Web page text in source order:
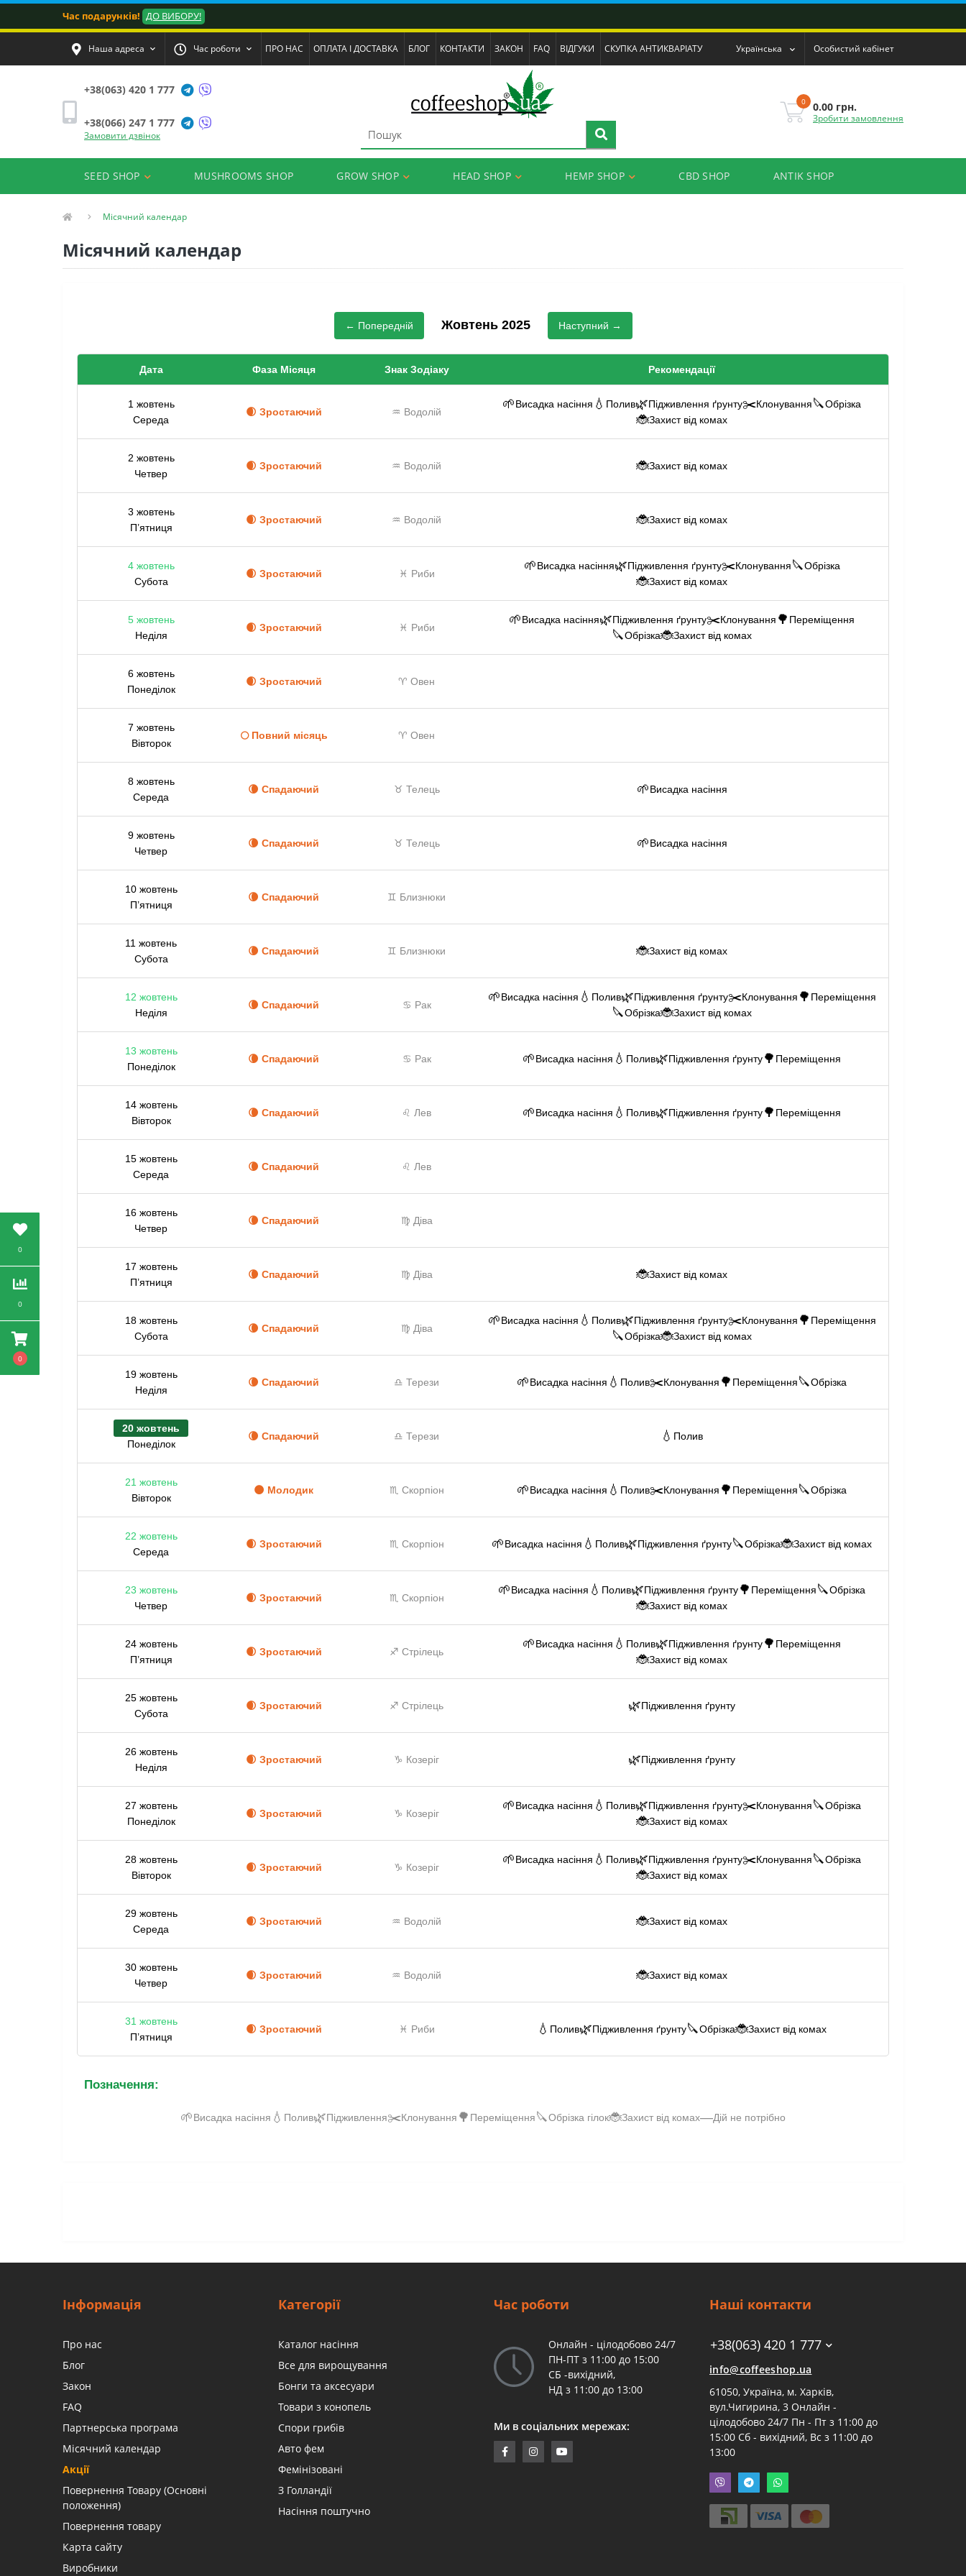
0
0
0
Час подарунків! ДО ВИБОРУ!
Наша адреса Час роботи ПРО НАС ОПЛАТА І ДОСТАВКА БЛОГ КОНТАКТИ ЗАКОН FAQ ВІДГУКИ СКУПКА АНТИКВАРІАТУ Українська Особистий кабінет
+38(063) 420 1 777
+38(066) 247 1 777
Замовити дзвінок
0 0.00 грн.
Зробити замовлення
SEED SHOP MUSHROOMS SHOP GROW SHOP HEAD SHOP HEMP SHOP CBD SHOP ANTIK SHOP
Місячний календар
Місячний календар
← Попередній Жовтень 2025 Наступний →
Дата Фаза Місяця Знак Зодіаку Рекомендації
1 жовтень
Середа
🌒 Зростаючий ♒ Водолій
🌱Висадка насіння 💧 Полив🌿Підживлення ґрунту✂️Клонування🔪Обрізка
🐞Захист від комах
2 жовтень
Четвер
🌒 Зростаючий ♒ Водолій 🐞Захист від комах
3 жовтень
П’ятниця
🌒 Зростаючий ♒ Водолій 🐞Захист від комах
4 жовтень
Субота
🌒 Зростаючий ♓ Риби
🌱Висадка насіння🌿Підживлення ґрунту✂️Клонування🔪Обрізка
🐞Захист від комах
5 жовтень
Неділя
🌒 Зростаючий ♓ Риби
🌱Висадка насіння🌿Підживлення ґрунту✂️Клонування 🌳 Переміщення
🔪Обрізка🐞Захист від комах
6 жовтень
Понеділок
🌒 Зростаючий ♈ Овен
7 жовтень
Вівторок
🌕 Повний місяць ♈ Овен
8 жовтень
Середа
🌘 Спадаючий ♉ Телець 🌱Висадка насіння
9 жовтень
Четвер
🌘 Спадаючий ♉ Телець 🌱Висадка насіння
10 жовтень
П’ятниця
🌘 Спадаючий ♊ Близнюки
11 жовтень
Субота
🌘 Спадаючий ♊ Близнюки 🐞Захист від комах
12 жовтень
Неділя
🌘 Спадаючий ♋ Рак
🌱Висадка насіння 💧 Полив🌿Підживлення ґрунту✂️Клонування 🌳 Переміщення
🔪Обрізка🐞Захист від комах
13 жовтень
Понеділок
🌘 Спадаючий ♋ Рак 🌱Висадка насіння 💧 Полив🌿Підживлення ґрунту🌳 Переміщення
14 жовтень
Вівторок
🌘 Спадаючий ♌ Лев 🌱Висадка насіння 💧 Полив🌿Підживлення ґрунту🌳 Переміщення
15 жовтень
Середа
🌘 Спадаючий ♌ Лев
16 жовтень
Четвер
🌘 Спадаючий ♍ Діва
17 жовтень
П’ятниця
🌘 Спадаючий ♍ Діва 🐞Захист від комах
18 жовтень
Субота
🌘 Спадаючий ♍ Діва
🌱Висадка насіння 💧 Полив🌿Підживлення ґрунту✂️Клонування 🌳 Переміщення
🔪Обрізка🐞Захист від комах
19 жовтень
Неділя
🌘 Спадаючий ♎ Терези 🌱Висадка насіння 💧 Полив✂️Клонування 🌳 Переміщення🔪Обрізка
20 жовтень
Понеділок
🌘 Спадаючий ♎ Терези 💧 Полив
21 жовтень
Вівторок
🌑 Молодик ♏ Скорпіон 🌱Висадка насіння 💧 Полив✂️Клонування 🌳 Переміщення🔪Обрізка
22 жовтень
Середа
🌒 Зростаючий ♏ Скорпіон 🌱Висадка насіння 💧 Полив🌿Підживлення ґрунту🔪Обрізка🐞Захист від комах
23 жовтень
Четвер
🌒 Зростаючий ♏ Скорпіон
🌱Висадка насіння 💧 Полив🌿Підживлення ґрунту🌳 Переміщення🔪Обрізка
🐞Захист від комах
24 жовтень
П’ятниця
🌒 Зростаючий ♐ Стрілець
🌱Висадка насіння 💧 Полив🌿Підживлення ґрунту🌳 Переміщення
🐞Захист від комах
25 жовтень
Субота
🌒 Зростаючий ♐ Стрілець 🌿Підживлення ґрунту
26 жовтень
Неділя
🌒 Зростаючий ♑ Козеріг 🌿Підживлення ґрунту
27 жовтень
Понеділок
🌒 Зростаючий ♑ Козеріг
🌱Висадка насіння 💧 Полив🌿Підживлення ґрунту✂️Клонування🔪Обрізка
🐞Захист від комах
28 жовтень
Вівторок
🌒 Зростаючий ♑ Козеріг
🌱Висадка насіння 💧 Полив🌿Підживлення ґрунту✂️Клонування🔪Обрізка
🐞Захист від комах
29 жовтень
Середа
🌒 Зростаючий ♒ Водолій 🐞Захист від комах
30 жовтень
Четвер
🌒 Зростаючий ♒ Водолій 🐞Захист від комах
31 жовтень
П’ятниця
🌒 Зростаючий ♓ Риби 💧 Полив🌿Підживлення ґрунту🔪Обрізка🐞Захист від комах
Позначення:
🌱Висадка насіння 💧 Полив🌿Підживлення✂️Клонування 🌳 Переміщення🔪Обрізка гілок🐞Захист від комах—Дій не потрібно
Інформація
Про нас
Блог
Закон
FAQ
Партнерська програма
Місячний календар
Акції
Повернення Товару (Основні
положення)
Повернення товару
Карта сайту
Виробники
Категорії
Каталог насіння
Все для вирощування
Бонги та аксесуари
Товари з конопель
Спори грибів
Авто фем
Фемінізовані
З Голландії
Насіння поштучно
Час роботи
Онлайн - цілодобово 24/7
ПН-ПТ з 11:00 до 15:00
СБ -вихідний,
НД з 11:00 до 13:00
Ми в соціальних мережах:
Наші контакти
+38(063) 420 1 777
info@coffeeshop.ua
61050, Україна, м. Харків,
вул.Чигирина, 3 Онлайн -
цілодобово 24/7 Пн - Пт з 11:00 до
15:00 Сб - вихідний, Вс з 11:00 до
13:00